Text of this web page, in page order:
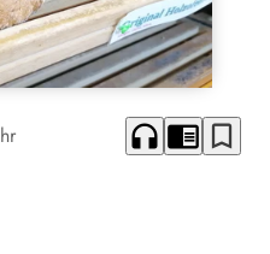
headphones chrome_reader_mode bookmark_border